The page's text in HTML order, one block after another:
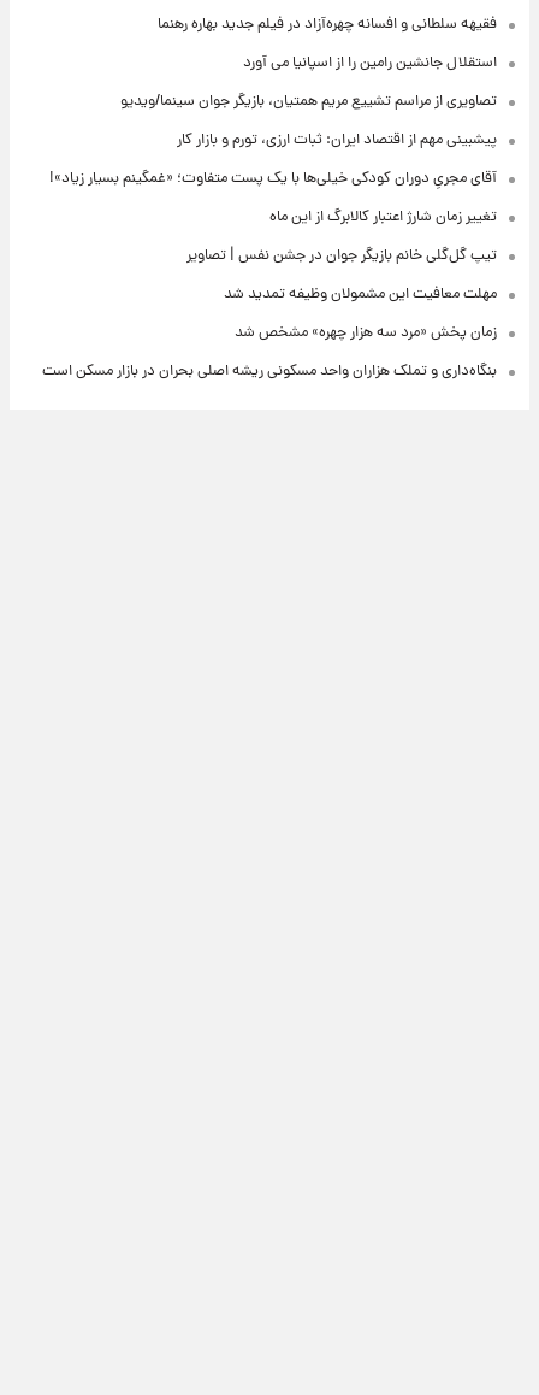
فقیهه سلطانی و افسانه چهره‌آزاد در فیلم جدید بهاره رهنما
استقلال جانشین رامین را از اسپانیا می آورد
تصاویری از مراسم تشییع مریم همتیان، بازیگر جوان سینما/ویدیو
پیشبینی مهم از اقتصاد ایران: ثبات ارزی، تورم و بازار کار
آقای مجریِ دوران کودکی خیلی‌ها با یک پست متفاوت؛ «غمگینم بسیار زیاد»!
تغییر زمان شارژ اعتبار کالابرگ از این ماه
تیپ گل‌گلی خانم بازیگر جوان در جشن نفس | تصاویر
مهلت معافیت این مشمولان وظیفه تمدید شد
زمان پخش «مرد سه هزار چهره» مشخص شد
بنگاه‌داری و تملک هزاران واحد مسکونی ریشه اصلی بحران در بازار مسکن است